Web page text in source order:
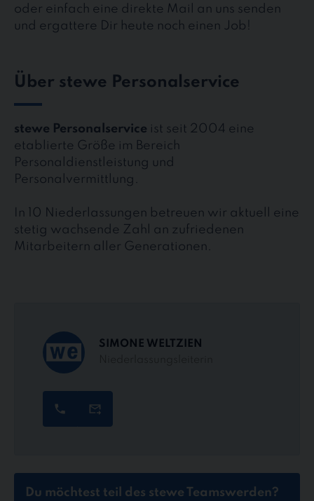
oder einfach eine direkte Mail an uns senden
und ergattere Dir heute noch einen Job!
Über stewe Personalservice
stewe Personalservice ist seit 2004 eine
etablierte Größe im Bereich
Personaldienstleistung und
Personalvermittlung.
In 10 Niederlassungen betreuen wir aktuell eine
stetig wachsende Zahl an zufriedenen
Mitarbeitern aller Generationen.
SIMONE WELTZIEN
Du möchtest teil des stewe Teamswerden?